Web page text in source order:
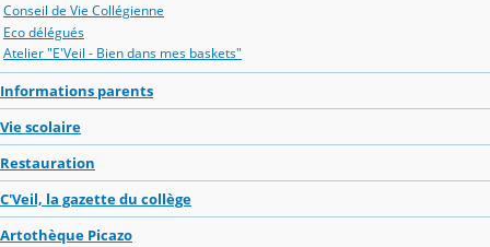
Conseil de Vie Collégienne
Eco délégués
Atelier "E'Veil - Bien dans mes baskets"
Informations parents
Vie scolaire
Restauration
C'Veil, la gazette du collège
Artothèque Picazo